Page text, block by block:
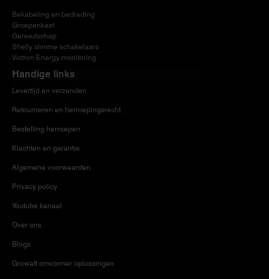
Bekabeling en bedrading
Groepenkast
Gereedschap
Shelly slimme schakelaars
Victron Energy monitoring
Handige links
Levertijd en verzenden
Retourneren en herroepingsrecht
Bestelling herroepen
Klachten en garantie
Algemene voorwaarden
Privacy policy
Youtube kanaal
Over ons
Blogs
Growatt omvormer oplossingen